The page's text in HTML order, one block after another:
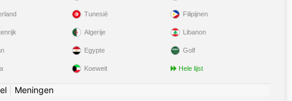
Tunesië
Algerije
Egypte
Koeweit
Filipijnen
Libanon
Golf
Hele lijst
| Meningen